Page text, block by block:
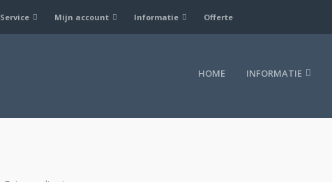
Service Mijn account Informatie Offerte
HOME INFORMATIE